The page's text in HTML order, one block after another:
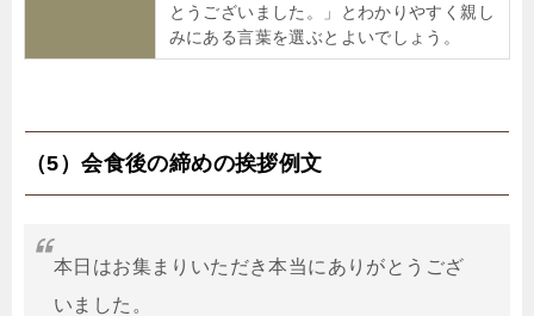
とうございました。」とわかりやすく親し
みにある言葉を選ぶとよいでしょう。
（5）会食後の締めの挨拶例文
本日はお集まりいただき本当にありがとうござ
いました。